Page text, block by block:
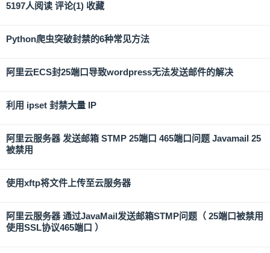
5197人阅读 评论(1) 收藏
Python爬虫突破封禁的6种常见方法
阿里云ECS封25端口导致wordpress无法发送邮件的解决
利用 ipset 封禁大量 IP
阿里云服务器 发送邮箱 STMP 25端口 465端口问题 Javamail 25
被禁用
使用xftp将文件上传至云服务器
阿里云服务器 通过JavaMail发送邮箱STMP问题（ 25端口被禁用
使用SSL协议465端口 ）